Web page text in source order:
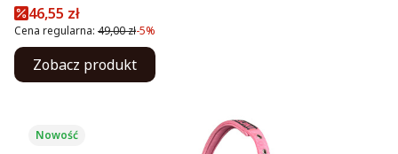
Cena promocyjna
46,55 zł
Cena regularna: 49,00 zł-5%
Zobacz produkt
Nowość